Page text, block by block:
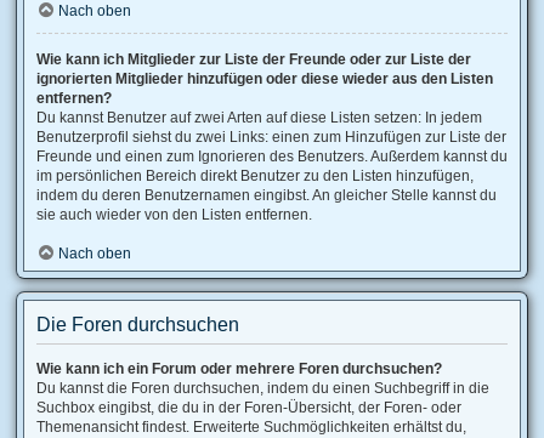
Nach oben
Wie kann ich Mitglieder zur Liste der Freunde oder zur Liste der
ignorierten Mitglieder hinzufügen oder diese wieder aus den Listen
entfernen?
Du kannst Benutzer auf zwei Arten auf diese Listen setzen: In jedem
Benutzerprofil siehst du zwei Links: einen zum Hinzufügen zur Liste der
Freunde und einen zum Ignorieren des Benutzers. Außerdem kannst du
im persönlichen Bereich direkt Benutzer zu den Listen hinzufügen,
indem du deren Benutzernamen eingibst. An gleicher Stelle kannst du
sie auch wieder von den Listen entfernen.
Nach oben
Die Foren durchsuchen
Wie kann ich ein Forum oder mehrere Foren durchsuchen?
Du kannst die Foren durchsuchen, indem du einen Suchbegriff in die
Suchbox eingibst, die du in der Foren-Übersicht, der Foren- oder
Themenansicht findest. Erweiterte Suchmöglichkeiten erhältst du,